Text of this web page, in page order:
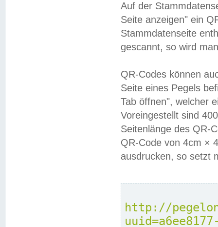
Auf der
Seite anzeigen" ein
Stammdatenseite
gescannt, so wird
QR-Codes können
Seite eines Pegels
Tab öffnen", welcher
Voreingestellt sind
Seitenlänge des QR-
QR-Code von 4cm ×
ausdrucken, so setzt
http://